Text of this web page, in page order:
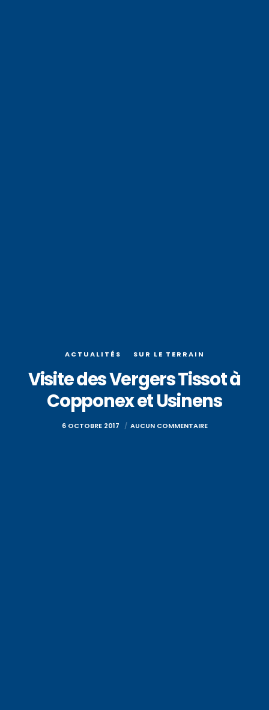
ACTUALITÉS SUR LE TERRAIN
Visite des Vergers Tissot à
Copponex et Usinens
6 OCTOBRE 2017 AUCUN COMMENTAIRE